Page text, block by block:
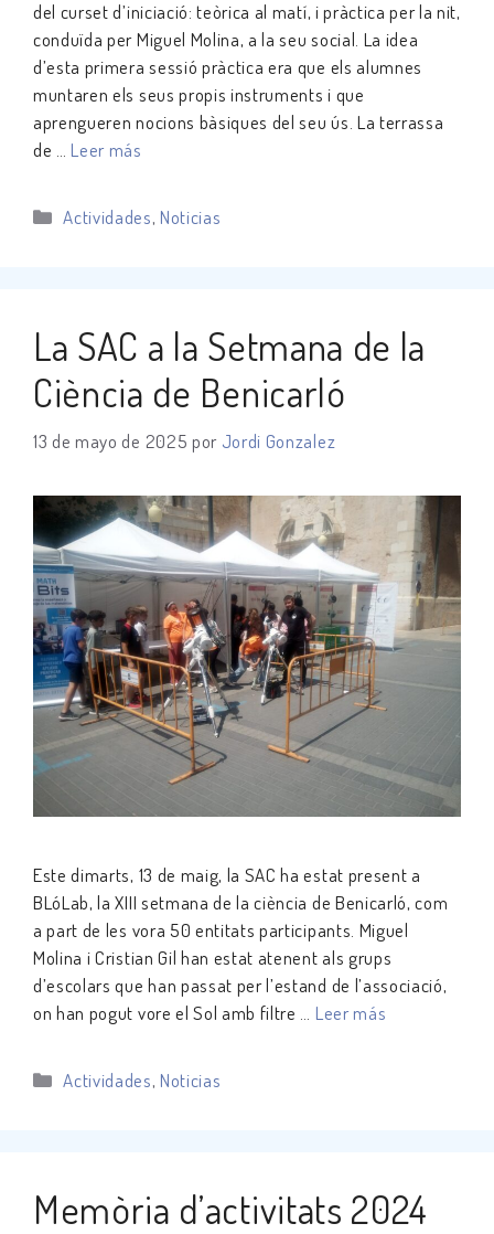
del curset d’iniciació: teòrica al matí, i pràctica per la nit,
conduïda per Miguel Molina, a la seu social. La idea
d’esta primera sessió pràctica era que els alumnes
muntaren els seus propis instruments i que
aprengueren nocions bàsiques del seu ús. La terrassa
de … Leer más
Categorías
Actividades, Noticias
La SAC a la Setmana de la
Ciència de Benicarló
13 de mayo de 2025 por Jordi Gonzalez
Este dimarts, 13 de maig, la SAC ha estat present a
BLóLab, la XIII setmana de la ciència de Benicarló, com
a part de les vora 50 entitats participants. Miguel
Molina i Cristian Gil han estat atenent als grups
d’escolars que han passat per l’estand de l’associació,
on han pogut vore el Sol amb filtre … Leer más
Categorías
Actividades, Noticias
Memòria d’activitats 2024